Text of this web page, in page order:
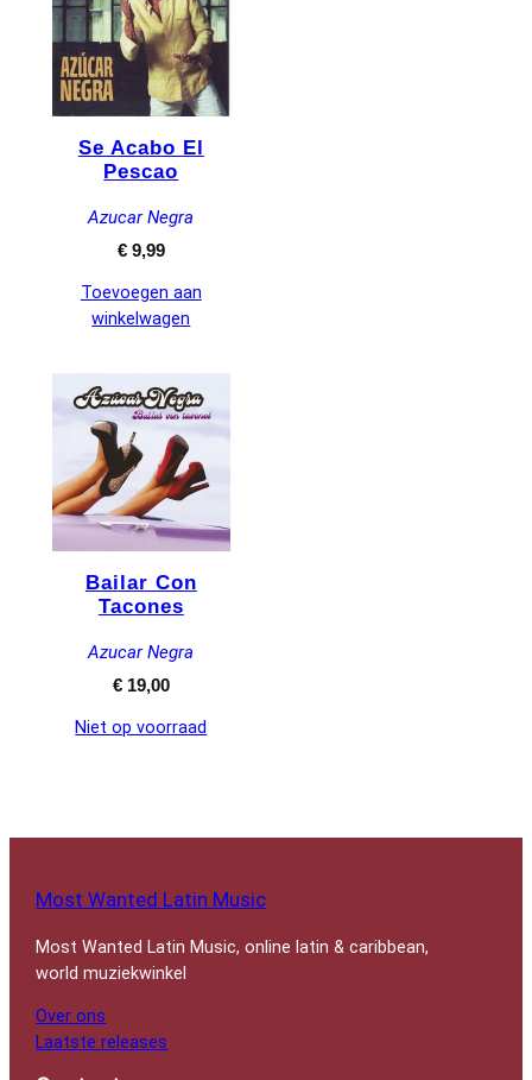
Se Acabo El
Pescao
Azucar Negra
€9,99
Toevoegen aan
winkelwagen
Bailar Con
Tacones
Azucar Negra
€19,00
Niet op voorraad
Most Wanted Latin Music
Most Wanted Latin Music, online latin & caribbean,
world muziekwinkel
Over ons
Laatste releases